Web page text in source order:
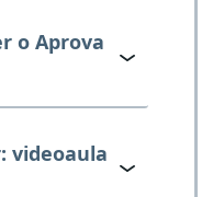
o Aprova
videoaula